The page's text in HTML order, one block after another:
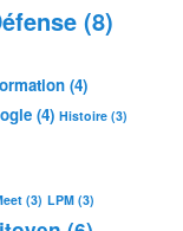
(8)
(4)
(4) Histoire (3)
(3) LPM (3)